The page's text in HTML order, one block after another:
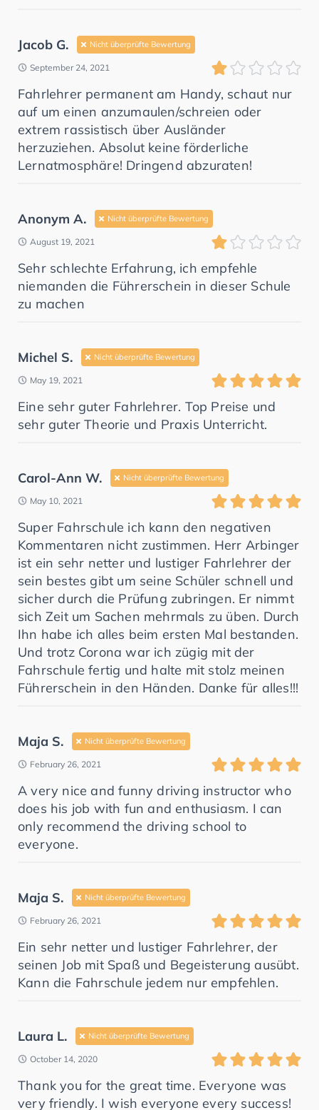
Jacob G. Nicht überprüfte Bewertung
September 24, 2021
Fahrlehrer permanent am Handy, schaut nur
auf um einen anzumaulen/schreien oder
extrem rassistisch über Ausländer
herzuziehen. Absolut keine förderliche
Lernatmosphäre! Dringend abzuraten!
Anonym A. Nicht überprüfte Bewertung
August 19, 2021
Sehr schlechte Erfahrung, ich empfehle
niemanden die Führerschein in dieser Schule
zu machen
Michel S. Nicht überprüfte Bewertung
May 19, 2021
Eine sehr guter Fahrlehrer. Top Preise und
sehr guter Theorie und Praxis Unterricht.
Carol-Ann W. Nicht überprüfte Bewertung
May 10, 2021
Super Fahrschule ich kann den negativen
Kommentaren nicht zustimmen. Herr Arbinger
ist ein sehr netter und lustiger Fahrlehrer der
sein bestes gibt um seine Schüler schnell und
sicher durch die Prüfung zubringen. Er nimmt
sich Zeit um Sachen mehrmals zu üben. Durch
Ihn habe ich alles beim ersten Mal bestanden.
Und trotz Corona war ich zügig mit der
Fahrschule fertig und halte mit stolz meinen
Führerschein in den Händen. Danke für alles!!!
Maja S. Nicht überprüfte Bewertung
February 26, 2021
A very nice and funny driving instructor who
does his job with fun and enthusiasm. I can
only recommend the driving school to
everyone.
Maja S. Nicht überprüfte Bewertung
February 26, 2021
Ein sehr netter und lustiger Fahrlehrer, der
seinen Job mit Spaß und Begeisterung ausübt.
Kann die Fahrschule jedem nur empfehlen.
Laura L. Nicht überprüfte Bewertung
October 14, 2020
Thank you for the great time. Everyone was
very friendly. I wish everyone every success!